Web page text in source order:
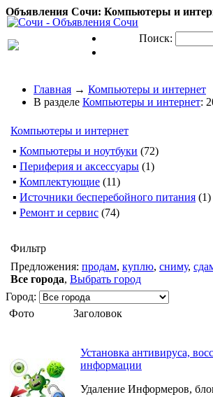
Объявления Сочи: Компьютеры и
Поиск:
Главная → Компьютеры и интернет
В разделе Компьютеры и интернет:
Компьютеры и интернет
▪ Компьютеры и ноутбуки (72)
▪ Периферия и аксессуары (1)
▪ Комплектующие (11)
▪ Источники бесперебойного питания (1)
▪ Ремонт и сервис (74)
Фильтр
Предложения: продам, куплю, сниму,
Все города, Выбрать город
Город:
Фото
Заголовок
Установка антивируса,
информации
Удаление Информеров,